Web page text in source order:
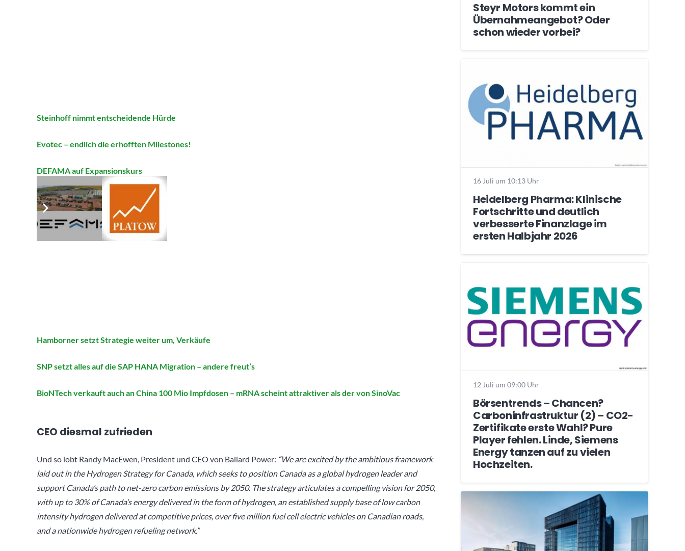
Steinhoff nimmt entscheidende Hürde
Evotec – endlich die erhofften Milestones!
DEFAMA auf Expansionskurs
Hamborner setzt Strategie weiter um, Verkäufe
SNP setzt alles auf die SAP HANA Migration – andere freut’s
BioNTech verkauft auch an China 100 Mio Impfdosen – mRNA scheint attraktiver als der von SinoVac
CEO diesmal zufrieden
Und so lobt Randy MacEwen, President und CEO von Ballard Power: “We are excited by the ambitious framework
laid out in the Hydrogen Strategy for Canada, which seeks to position Canada as a global hydrogen leader and
support Canada’s path to net-zero carbon emissions by 2050. The strategy articulates a compelling vision for 2050,
with up to 30% of Canada’s energy delivered in the form of hydrogen, an established supply base of low carbon
intensity hydrogen delivered at competitive prices, over five million fuel cell electric vehicles on Canadian roads,
and a nationwide hydrogen refueling network.”
Steyr Motors kommt ein
Übernahmeangebot? Oder
schon wieder vorbei?
16 Juli um 10:13 Uhr
Heidelberg Pharma: Klinische
Fortschritte und deutlich
verbesserte Finanzlage im
ersten Halbjahr 2026
12 Juli um 09:00 Uhr
Börsentrends – Chancen?
Carboninfrastruktur (2) – CO2-
Zertifikate erste Wahl? Pure
Player fehlen. Linde, Siemens
Energy tanzen auf zu vielen
Hochzeiten.